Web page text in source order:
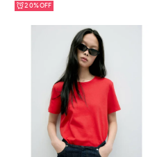
20%